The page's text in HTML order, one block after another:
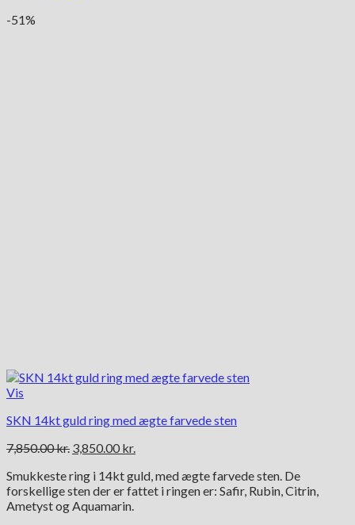
-51%
Vis
SKN 14kt guld ring med ægte farvede sten
7,850.00kr. Den
pris
var:
7,850.00 kr..
3,850.00 kr.
pris
er:
Smukkeste ring i 14kt guld, med ægte farvede sten. De
forskellige sten der er fattet i ringen er: Safir, Rubin, Citrin,
Ametyst og Aquamarin.